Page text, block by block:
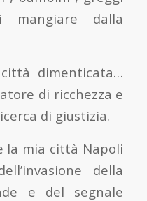
dalla
dimenticata…
di ricchezza e
di giustizia.
la mia città Napoli
della
e del segnale